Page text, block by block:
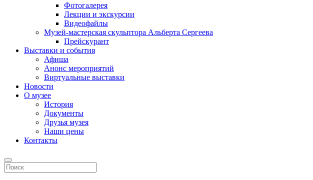
Фотогалерея
Лекции и экскурсии
Видеофайлы
Музей-мастерская скульптора Альберта Сергеева
Прейскурант
Выставки и события
Афиша
Анонс мероприятий
Виртуальные выставки
Новости
О музее
История
Документы
Друзья музея
Наши цены
Контакты